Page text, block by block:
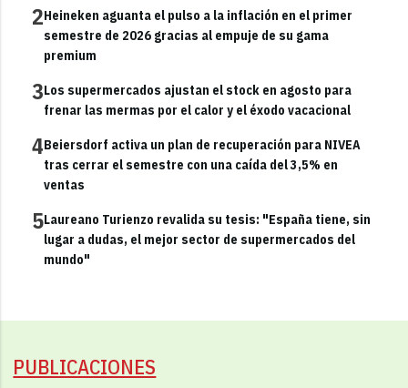
2Heineken aguanta el pulso a la inflación en el primer
semestre de 2026 gracias al empuje de su gama
premium
3Los supermercados ajustan el stock en agosto para
frenar las mermas por el calor y el éxodo vacacional
4Beiersdorf activa un plan de recuperación para NIVEA
tras cerrar el semestre con una caída del 3,5% en
ventas
5Laureano Turienzo revalida su tesis: "España tiene, sin
lugar a dudas, el mejor sector de supermercados del
mundo"
PUBLICACIONES